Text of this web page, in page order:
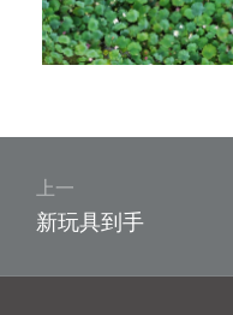
航
上一
上
文
新玩具到手